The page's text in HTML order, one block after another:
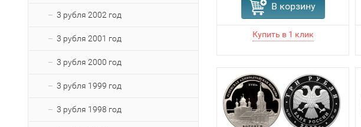
3 рубля 2002 год
3 рубля 2001 год
3 рубля 2000 год
3 рубля 1999 год
3 рубля 1998 год
В корзину